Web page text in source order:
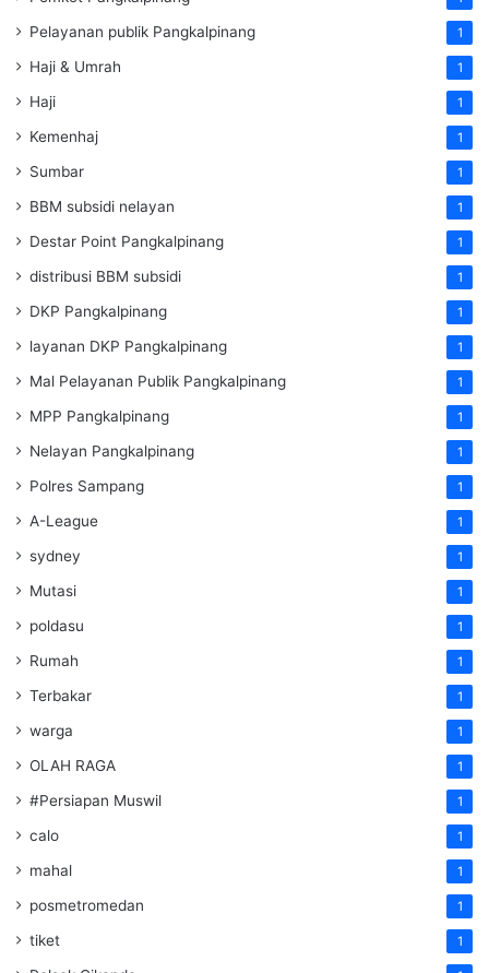
Pelayanan publik Pangkalpinang 1
Haji & Umrah 1
Haji 1
Kemenhaj 1
Sumbar 1
BBM subsidi nelayan 1
Destar Point Pangkalpinang 1
distribusi BBM subsidi 1
DKP Pangkalpinang 1
layanan DKP Pangkalpinang 1
Mal Pelayanan Publik Pangkalpinang 1
MPP Pangkalpinang 1
Nelayan Pangkalpinang 1
Polres Sampang 1
A-League 1
sydney 1
Mutasi 1
poldasu 1
Rumah 1
Terbakar 1
warga 1
OLAH RAGA 1
#Persiapan Muswil 1
calo 1
mahal 1
posmetromedan 1
tiket 1